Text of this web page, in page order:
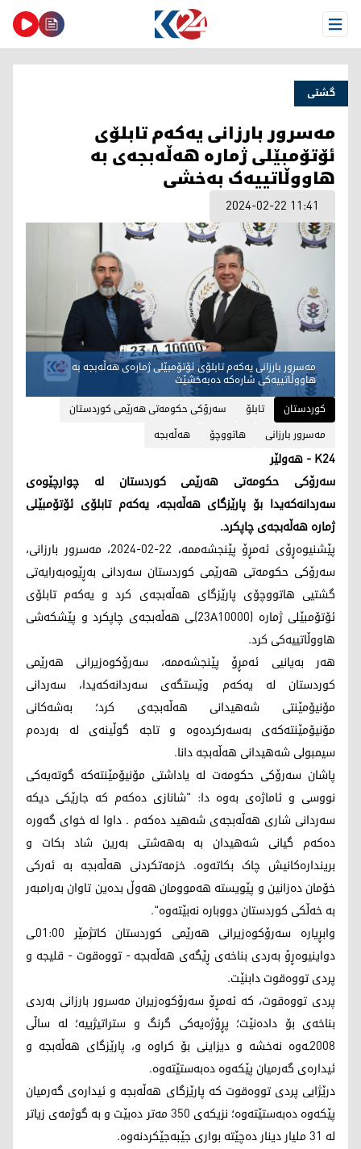
Open Menu
گشتی
مەسرور بارزانی یەکەم تابلۆی
ئۆتۆمبێلی ژمارە هەڵەبجەی بە
هاووڵاتییەک بەخشی
2024-02-22 11:41
مەسرور بارزانی یەکەم تابلۆی ئۆتۆمبێلی ژمارەی هەڵەبجە بە
هاووڵاتییەکی شارەکە دەبەخشێت
کوردستان
تابلۆ
سەرۆکی ‌حکومەتی هەرێمی کوردستان
مەسرور بارزانی
هاتووچۆ هەڵەبجە
K24 - هەولێر
سەرۆکی حکومەتی هەرێمی کوردستان لە چوارچێوەی
سەردانەکەیدا بۆ پارێزگای هەڵەبجە، یەکەم تابلۆی ئۆتۆمبێلی
ژمارە هەڵەبجەی چاپکرد.
پێشنیوەڕۆی ئەمڕۆ پێنجشەممە، 22-02-2024، مەسرور بارزانی،
سەرۆکی حکومەتی هەرێمی کوردستان سەردانی بەڕێوەبەرایەتی
گشتیی هاتووچۆی پارێزگای هەڵەبجەی کرد و یەکەم تابلۆی
ئۆتۆمبێلی ژمارە (23A10000)ـی هەڵەبجەی چاپکرد و پێشکەشی
هاووڵاتییەکی کرد.
هەر بەیانیی ئەمڕۆ پێنجشەممە، سەرۆکوەزیرانی هەرێمی
کوردستان لە یەکەم وێستگەی سەردانەکەیدا، سەردانی
مۆنیۆمێنتی شەهیدانی هەڵەبجەی کرد؛ بەشەکانی
مۆنیۆمێنتەکەی بەسەرکردەوە و تاجە گوڵینەی لە بەردەم
سیمبولی شەهیدانی هەڵەبجە دانا.
پاشان سەرۆکی حکومەت لە یاداشتی مۆنیۆمێنتەکە گوتەیەکی
نووسی و ئاماژەی بەوە دا: "شانازی دەکەم کە جارێکی دیکە
سەردانی شاری هەڵەبجەی شەهید دەکەم . داوا لە خوای گەورە
دەکەم گیانی شەهیدان بە بەهەشتی بەرین شاد بکات و
بریندارەکانیش چاک بکاتەوە. خزمەتکردنی هەڵەبجە بە ئەرکی
خۆمان دەزانین و پێویستە هەموومان هەوڵ بدەین تاوان بەرامبەر
بە خەڵکی کوردستان دووبارە نەبێتەوە".
وابڕیارە سەرۆکوەزیرانی هەرێمی کوردستان کاتژمێر 01:00ـی
دواینیوەڕۆ بەردی بناخەی ڕێگەی هەڵەبجە - تووەقوت - قلیجە و
پردی تووەقوت دابنێت.
پردی تووەقوت، کە ئەمڕۆ سەرۆکوەزیران مەسرور بارزانی بەردی
بناخەی بۆ دادەنێت؛ پڕۆژەیەکی گرنگ و ستراتیژییە؛ لە ساڵی
2008ـەوە نەخشە و دیزاینی بۆ کراوە و، پارێزگای هەڵەبجە و
ئیدارەی گەرمیان پێکەوە دەبەستێتەوە.
درێژایی پردی تووەقوت کە پارێزگای هەڵەبجە و ئیدارەی گەرمیان
پێکەوە دەبەستێتەوە؛ نزیکەی 350 مەتر دەبێت و بە گوژمەی زیاتر
لە 31 ملیار دینار دەچێتە بواری جێبەجێکردنەوە.